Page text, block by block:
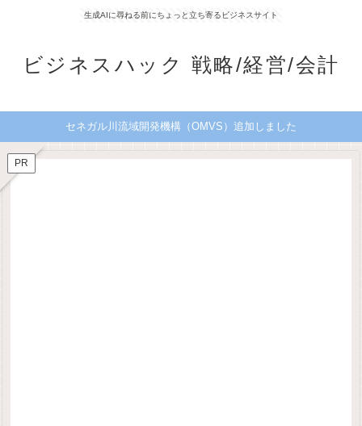
生成AIに尋ねる前にちょっと立ち寄るビジネスサイト
ビジネスハック 戦略/経営/会計
セネガル川流域開発機構（OMVS）追加しました
PR